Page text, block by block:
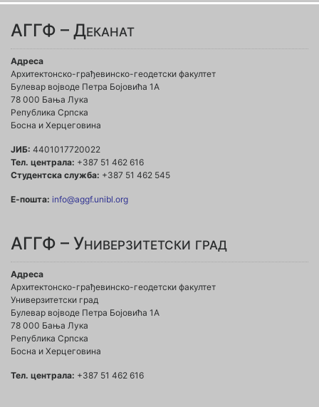
АГГФ – Деканат
Адреса
Архитектонско-грађевинско-геодетски факултет
Булевар војводе Петра Бојовића 1A
78 000 Бања Лука
Република Српска
Босна и Херцеговина
ЈИБ: 4401017720022
Тел. централа: +387 51 462 616
Студентска служба: +387 51 462 545
Е-пошта: info@aggf.unibl.org
АГГФ – Универзитетски град
Адреса
Архитектонско-грађевинско-геодетски факултет
Универзитетски град
Булевар војводе Петра Бојовића 1A
78 000 Бања Лука
Република Српска
Босна и Херцеговина
Тел. централа: +387 51 462 616